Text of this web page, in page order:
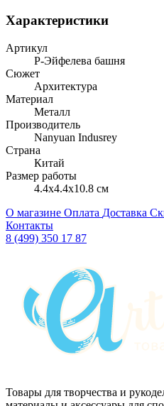
Характеристики
Артикул
P-Эйфелева башня
Сюжет
Архитектура
Материал
Металл
Производитель
Nanyuan Indusrey
Страна
Китай
Размер работы
4.4x4.4x10.8 см
О магазине Оплата Доставка
Контакты
8 (499) 350 17 87
Товары для творчества и